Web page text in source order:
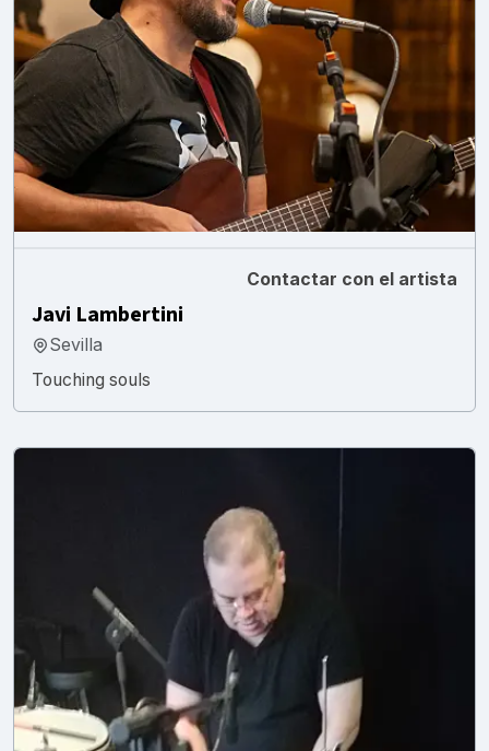
Contactar con el artista
Javi Lambertini
Sevilla
Touching souls